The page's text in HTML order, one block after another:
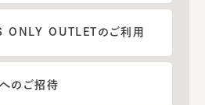
ONLY OUTLETのご利用
のご招待